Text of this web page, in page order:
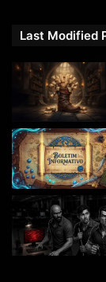
Last Modified